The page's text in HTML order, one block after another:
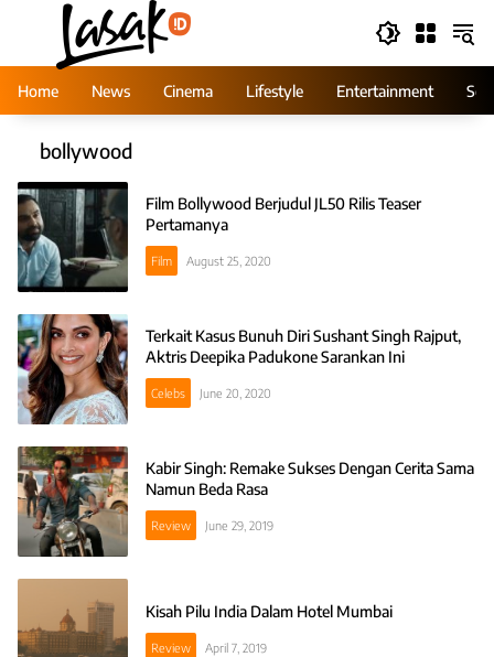
Home
News Cinema Lifestyle Entertainment
bollywood
Film Bollywood Berjudul JL50 Rilis Teaser
Pertamanya
Film August 25, 2020
Terkait Kasus Bunuh Diri Sushant Singh Rajput,
Aktris Deepika Padukone Sarankan Ini
Celebs June 20, 2020
Kabir Singh: Remake Sukses Dengan Cerita Sama
Namun Beda Rasa
Review June 29, 2019
Kisah Pilu India Dalam Hotel Mumbai
Review April 7, 2019